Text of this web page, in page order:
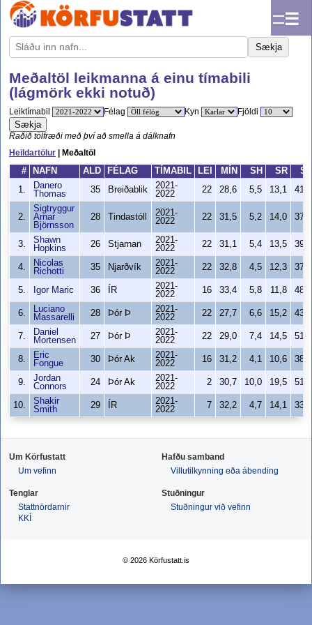
☰
Sækja
Meðaltöl leikmanna á einu tímabili
(lágmörk ekki notuð)
Leiktímabil Félag Kyn Fjöldi
Sækja
Raðið tölfræði með því að smella á dálknafn
Heildartölur | Meðaltöl
#
NAFN ALD FÉLAG TÍMABIL LEI MÍN SH SR
1.
Danero
Thomas
35 Breiðablik
2021-
2022
22 28,6 5,5 13,1
2.
Sigtryggur
Arnar
Björnsson
28 Tindastóll
2021-
2022
22 31,5 5,2 14,0
3.
Shawn
Hopkins
26 Stjarnan
2021-
2022
22 31,1 5,4 13,5
4.
Nicolas
Richotti
35 Njarðvík
2021-
2022
22 32,8 4,5 12,3
5. Igor Maric 36 ÍR
2021-
2022
16 33,4 5,8 11,8
6.
Luciano
Massarelli
28 Þór Þ
2021-
2022
22 27,7 6,6 15,2
7.
Daniel
Mortensen
27 Þór Þ
2021-
2022
22 29,0 7,4 14,5
8.
Eric
Fongue
30 Þór Ak
2021-
2022
16 31,2 4,1 10,6
9.
Jordan
Connors
24 Þór Ak
2021-
2022
2 30,7 10,0 19,5
10.
Shakir
Smith
29 ÍR
2021-
2022
7 32,2 4,7 14,1
Um Körfustatt
Um vefinn
Hafðu samband
Villutilkynning eða ábending
Tenglar
Stattnördarnir
KKÍ
Stuðningur
Stuðningur við vefinn
© 2026 Körfustatt.is